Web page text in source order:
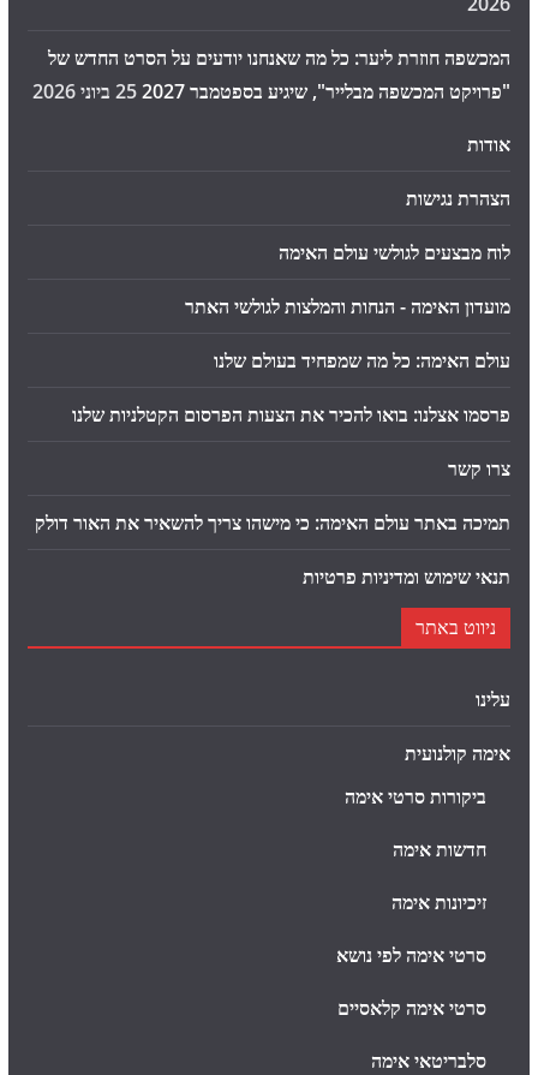
המכשפה חוזרת ליער: כל מה שאנחנו יודעים על הסרט החדש של
"פרויקט המכשפה מבלייר", שיגיע בספטמבר 2027
25 ביוני 2026
אודות
הצהרת נגישות
לוח מבצעים לגולשי עולם האימה
מועדון האימה - הנחות והמלצות לגולשי האתר
עולם האימה: כל מה שמפחיד בעולם שלנו
פרסמו אצלנו: בואו להכיר את הצעות הפרסום הקטלניות שלנו
צרו קשר
תמיכה באתר עולם האימה: כי מישהו צריך להשאיר את האור דולק
תנאי שימוש ומדיניות פרטיות
ניווט באתר
עלינו
אימה קולנועית
ביקורות סרטי אימה
חדשות אימה
זיכיונות אימה
סרטי אימה לפי נושא
סרטי אימה קלאסיים
סלבריטאי אימה